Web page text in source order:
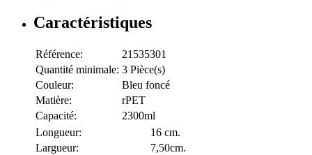
Caractéristiques
Référence:
21535301
Quantité minimale: 3 Pièce(s)
Couleur:
Bleu foncé
Matière:
rPET
Capacité:
2300ml
Longueur:
16 cm.
Largueur:
7,50cm.